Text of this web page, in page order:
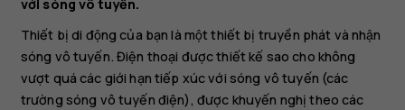
Nokia
T21
với sóng vô tuyến.
Thiết bị di động của bạn là một thiết bị truyền phát và nhận
sóng vô tuyến. Điện thoại được thiết kế sao cho không
vượt quá các giới hạn tiếp xúc với sóng vô tuyến (các
trường sóng vô tuyến điện), được khuyến nghị theo các